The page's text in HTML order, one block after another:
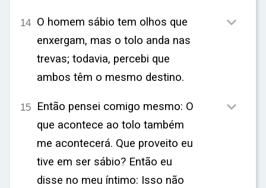
14 O homem sábio tem olhos que
enxergam, mas o tolo anda nas
trevas; todavia, percebi que
ambos têm o mesmo destino.

15 Então pensei comigo mesmo: O
que acontece ao tolo também
me acontecerá. Que proveito eu
tive em ser sábio? Então eu
disse no meu íntimo: Isso não
